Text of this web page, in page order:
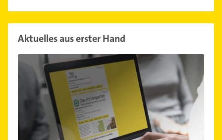
Aktuelles aus erster Hand